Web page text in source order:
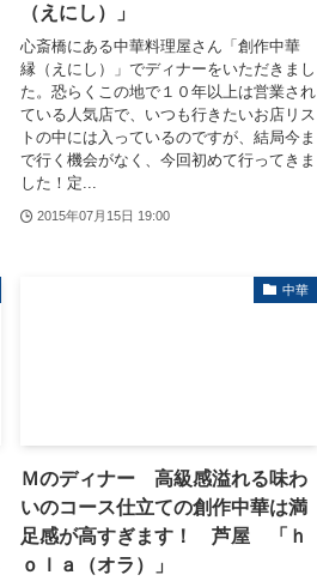
（えにし）」
心斎橋にある中華料理屋さん「創作中華
縁（えにし）」でディナーをいただきまし
た。恐らくこの地で１０年以上は営業され
ている人気店で、いつも行きたいお店リス
トの中には入っているのですが、結局今ま
で行く機会がなく、今回初めて行ってきま
した！定...
2015年07月15日 19:00
中華
Ｍのディナー 高級感溢れる味わ
いのコース仕立ての創作中華は満
足感が高すぎます！ 芦屋 「ｈ
ｏｌａ（オラ）」